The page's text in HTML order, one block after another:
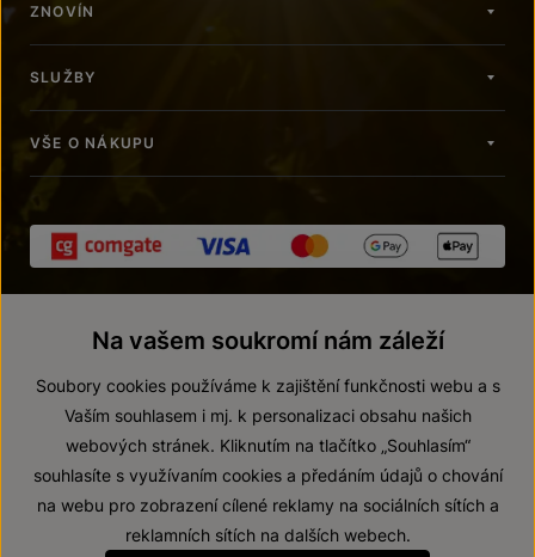
ZNOVÍN
SLUŽBY
VŠE O NÁKUPU
© 2026 ZNOVÍN ZNOJMO, a. s.
Prohlášení o přístupnosti
Na vašem soukromí nám záleží
Soubory cookies používáme k zajištění funkčnosti webu a s
Vaším souhlasem i mj. k personalizaci obsahu našich
webových stránek. Kliknutím na tlačítko „Souhlasím“
souhlasíte s využívaním cookies a předáním údajů o chování
na webu pro zobrazení cílené reklamy na sociálních sítích a
reklamních sítích na dalších webech.